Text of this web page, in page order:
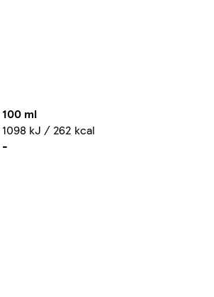
100 ml
1098 kJ / 262 kcal
-